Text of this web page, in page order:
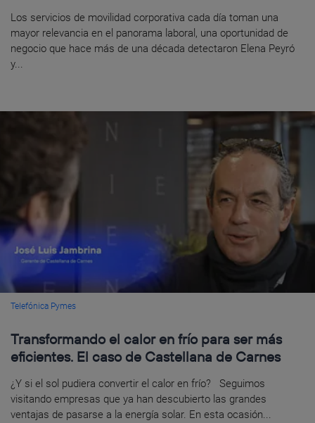
Los servicios de movilidad corporativa cada día toman una
mayor relevancia en el panorama laboral, una oportunidad de
negocio que hace más de una década detectaron Elena Peyró
y...
Telefónica Pymes
Transformando el calor en frío para ser más
eficientes. El caso de Castellana de Carnes
¿Y si el sol pudiera convertir el calor en frío? Seguimos
visitando empresas que ya han descubierto las grandes
ventajas de pasarse a la energía solar. En esta ocasión...